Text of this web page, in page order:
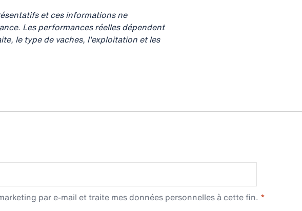
et ces informations ne
Les performances réelles dépendent
le type de vaches, l'exploitation et les
par e-mail et traite mes données personnelles à cette fin.